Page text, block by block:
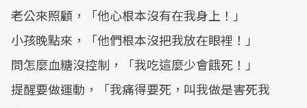
老公來照顧，「他心根本沒有在我身上！」
小孩晚點來，「他們根本沒把我放在眼裡！」
問怎麼血糖沒控制，「我吃這麼少會餓死！」
提醒要做運動，「我痛得要死，叫我做是害死我